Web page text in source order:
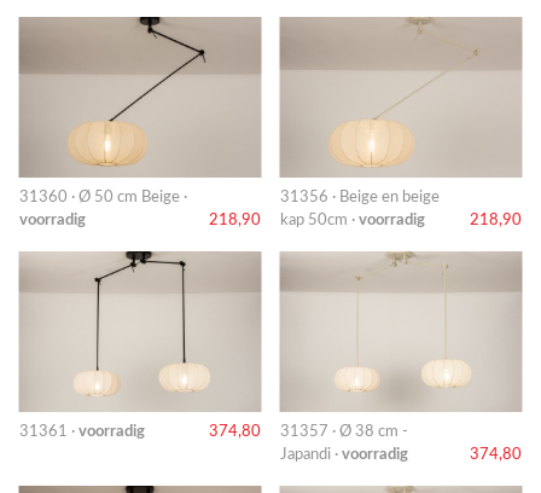
31360 · Ø 50 cm Beige ·
voorradig
218,90
31356 · Beige en beige
kap 50cm · voorradig 218,90
31361 · voorradig 374,80
31357 · Ø 38 cm -
Japandi · voorradig 374,80